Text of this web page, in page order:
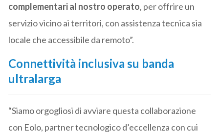
complementari al nostro operato, per offrire un
servizio vicino ai territori, con assistenza tecnica sia
locale che accessibile da remoto”.
Connettività inclusiva su banda
ultralarga
“Siamo orgogliosi di avviare questa collaborazione
con Eolo, partner tecnologico d’eccellenza con cui